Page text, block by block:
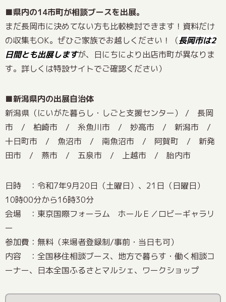
■県内の14市町が相談ブースを出展。
まだ長岡市に決めてない方も比較検討できます！資料だけ
の収集もOK。ぜひご家族でお越しください！（長岡市は2
日間とも出展しますが、日にちにより出店市町が異なりま
す。詳しくは特設サイトでご確認ください）
■新潟県内の出展自治体
新潟県（にいがた暮らし・しごと支援センター） / 長岡
市 / 柏崎市 / 糸魚川市 / 妙高市 / 新潟市 /
十日町市 / 魚沼市 / 南魚沼市 / 阿賀町 / 新発
田市 / 燕市 / 五泉市 / 上越市 / 胎内市
日時 ：令和7年9月20日（土曜日）、21日（日曜日）
10時00分から16時30分
会場 ：東京国際フォーラム ホールＥ／ロビーギャラリ
ー
参加費：無料（来場者登録制/事前・当日も可）
内容 ：全国移住相談ブース、地方で暮らす・働く相談コ
ーナー、日本全国ふるさとマルシェ、ワークショップ